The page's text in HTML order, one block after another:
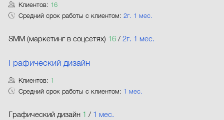
Клиентов: 16
Средний срок работы с клиентом:2г. 1 мес.
SMM (маркетинг в соцсетях) 16 /2г. 1 мес.
Графический дизайн
Клиентов: 1
Средний срок работы с клиентом: 1 мес.
Графический дизайн 1 / 1 мес.